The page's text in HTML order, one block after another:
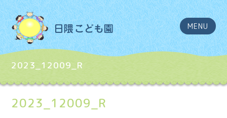
MENU
2023_12009_R
2023_12009_R